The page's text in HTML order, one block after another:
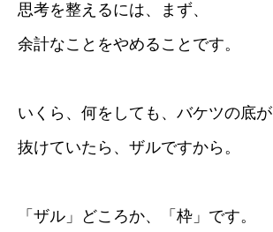
思考を整えるには、まず、
余計なことをやめることです。
いくら、何をしても、バケツの底が
抜けていたら、ザルですから。
「ザル」どころか、「枠」です。